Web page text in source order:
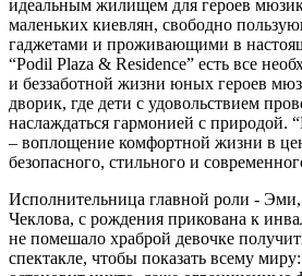
идеальным жилищем для героев
маленьких киевлян, свободно
гаджетами и проживающими в
“Podil Plaza & Residence” есть все
и беззаботной жизни юных героев
дворик, где дети с удовольствием
наслаждаться гармонией с природой.
– воплощение комфортной жизни в
безопасного, стильного и
Исполнительница главной роли - Эми,
Чеклова, с рождения прикована к
не помешало храброй девочке
спектакле, чтобы показать всему